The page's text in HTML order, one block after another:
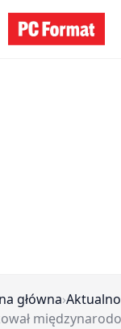
główna›